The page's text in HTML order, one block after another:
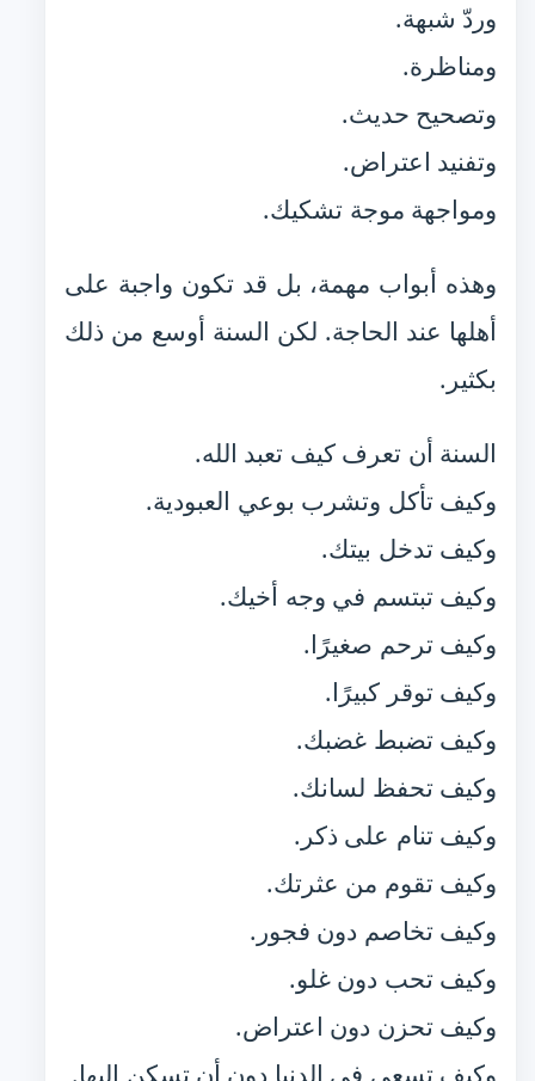
وردّ شبهة.
ومناظرة.
وتصحيح حديث.
وتفنيد اعتراض.
ومواجهة موجة تشكيك.
وهذه أبواب مهمة، بل قد تكون واجبة على
أهلها عند الحاجة. لكن السنة أوسع من ذلك
بكثير.
السنة أن تعرف كيف تعبد الله.
وكيف تأكل وتشرب بوعي العبودية.
وكيف تدخل بيتك.
وكيف تبتسم في وجه أخيك.
وكيف ترحم صغيرًا.
وكيف توقر كبيرًا.
وكيف تضبط غضبك.
وكيف تحفظ لسانك.
وكيف تنام على ذكر.
وكيف تقوم من عثرتك.
وكيف تخاصم دون فجور.
وكيف تحب دون غلو.
وكيف تحزن دون اعتراض.
وكيف تسعى في الدنيا دون أن تسكن إليها.